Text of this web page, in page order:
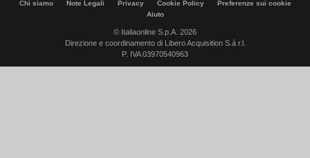
Chi siamo Note Legali Privacy Cookie Policy
Preferenze sui cookie
Aiuto
© Italiaonline S.p.A. 2026
Direzione e coordinamento di Libero Acquisition S.á r.l.
P. IVA 03970540963